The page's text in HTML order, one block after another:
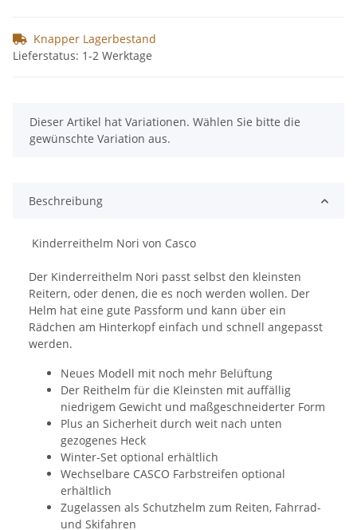
Knapper Lagerbestand
Lieferstatus: 1-2 Werktage
x
Dieser Artikel hat Variationen. Wählen Sie bitte die
gewünschte Variation aus.
Beschreibung
Kinderreithelm Nori von Casco
Der Kinderreithelm Nori passt selbst den kleinsten
Reitern, oder denen, die es noch werden wollen. Der
Helm hat eine gute Passform und kann über ein
Rädchen am Hinterkopf einfach und schnell angepasst
werden.
Neues Modell mit noch mehr Belüftung
Der Reithelm für die Kleinsten mit auffällig
niedrigem Gewicht und maßgeschneiderter Form
Plus an Sicherheit durch weit nach unten
gezogenes Heck
Winter-Set optional erhältlich
Wechselbare CASCO Farbstreifen optional
erhältlich
Zugelassen als Schutzhelm zum Reiten, Fahrrad-
und Skifahren